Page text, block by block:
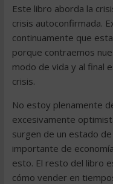
Este libro aborda la
crisis autoconfirmada.
continuamente que
porque contraemos
modo de vida y al final
crisis.
No estoy plenamente
excesivamente
surgen de un estado
importante de
esto. El resto del libro
cómo vender en